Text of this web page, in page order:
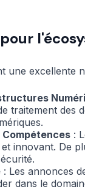
une
traitement des
:
innovant. De
: Les annonces
dans le